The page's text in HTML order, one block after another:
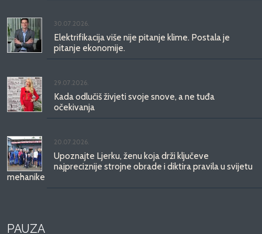
30.07.2026.
Elektrifikacija više nije pitanje klime. Postala je
pitanje ekonomije.
29.07.2026.
Kada odlučiš živjeti svoje snove, a ne tuđa
očekivanja
20.07.2026.
Upoznajte Ljerku, ženu koja drži ključeve
najpreciznije strojne obrade i diktira pravila u svijetu
mehanike
PAUZA